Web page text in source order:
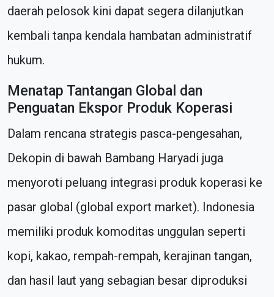
daerah pelosok kini dapat segera dilanjutkan
kembali tanpa kendala hambatan administratif
hukum.
Menatap Tantangan Global dan
Penguatan Ekspor Produk Koperasi
Dalam rencana strategis pasca-pengesahan,
Dekopin di bawah Bambang Haryadi juga
menyoroti peluang integrasi produk koperasi ke
pasar global (global export market). Indonesia
memiliki produk komoditas unggulan seperti
kopi, kakao, rempah-rempah, kerajinan tangan,
dan hasil laut yang sebagian besar diproduksi